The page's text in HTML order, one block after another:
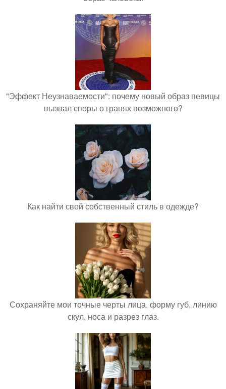
"Эффект Неузнаваемости": почему новый образ певицы
вызвал споры о гранях возможного?
Как найти свой собственный стиль в одежде?
Сохраняйте мои точные черты лица, форму губ, линию
скул, носа и разрез глаз.